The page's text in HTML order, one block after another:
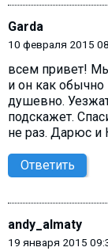
Garda
10 февраля 2015
всем привет!
и он как обычно
душевно.
подскажет.
не раз. Дарюс и
Ответить
andy_almaty
19 января 2015